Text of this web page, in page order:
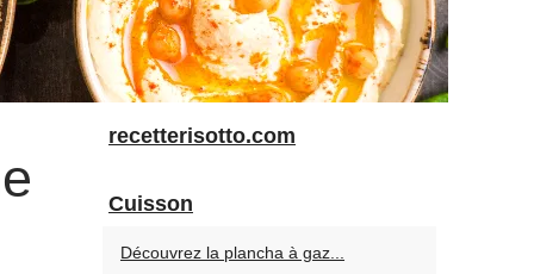
recetterisotto.com
Cuisson
Découvrez la plancha à gaz...